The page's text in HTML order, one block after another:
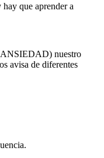
que aprender a
nuestro
avisa de diferentes